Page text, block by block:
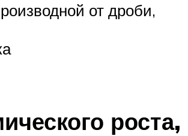
от дроби,
роста,